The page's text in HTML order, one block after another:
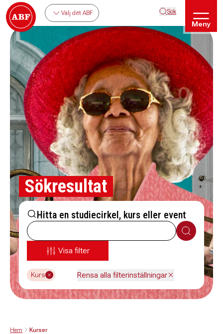
Välj ditt ABF Sök
Meny
Sökresultat
Hitta en studiecirkel, kurs eller event
Sök
Visa filter
Kurs Rensa alla filterinställningar
Hem Kurser